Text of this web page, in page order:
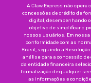
A Claw Express não opera
concessões de crédito de
digital, desempenhando
objetivo de simplificar o
nossos usuários. Em
conformidade com as
Brasil, seguindo a Resolução
análise para a concessão
da entidade financeira
formalização de qualquer
as informações e